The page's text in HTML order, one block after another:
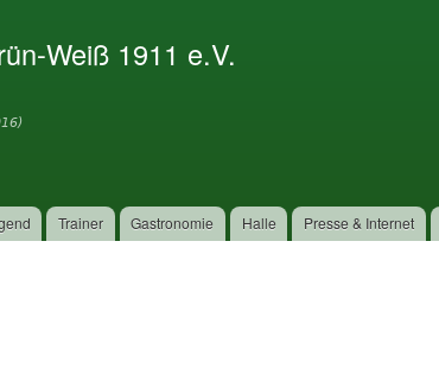
Inhalt
Weiß 1911 e.V.
Trainer Gastronomie Halle Presse & Internet